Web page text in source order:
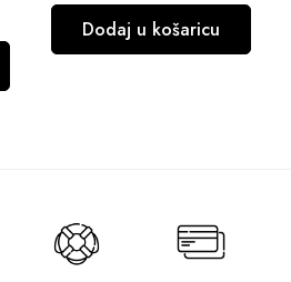
Dodaj u košaricu